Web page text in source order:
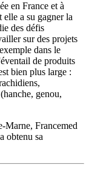
en France et à
a su gagner la
des défis
sur des projets
dans le
de produits
bien plus large :
genou,
Marne, Francemed
obtenu sa